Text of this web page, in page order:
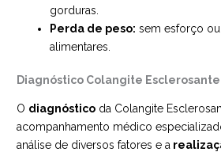
gorduras.
Perda de peso: sem esforço
alimentares.
Diagnóstico Colangite Esclerosante
O diagnóstico da Colangite
acompanhamento médico
análise de diversos fatores e a